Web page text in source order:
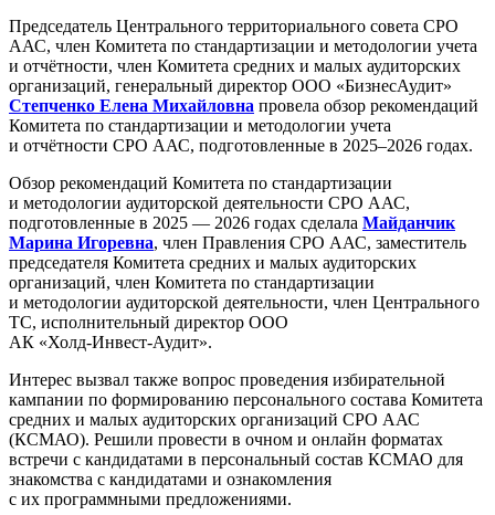
Председатель Центрального территориального совета СРО
ААС, член Комитета по стандартизации и методологии учета
и отчётности, член Комитета средних и малых аудиторских
организаций, генеральный директор ООО «БизнесАудит»
Степченко Елена Михайловна провела обзор рекомендаций
Комитета по стандартизации и методологии учета
и отчётности СРО ААС, подготовленные в 2025–2026 годах.
Обзор рекомендаций Комитета по стандартизации
и методологии аудиторской деятельности СРО ААС,
подготовленные в 2025 — 2026 годах сделала Майданчик
Марина Игоревна, член Правления СРО ААС, заместитель
председателя Комитета средних и малых аудиторских
организаций, член Комитета по стандартизации
и методологии аудиторской деятельности, член Центрального
ТС, исполнительный директор ООО
АК «Холд-Инвест-Аудит».
Интерес вызвал также вопрос проведения избирательной
кампании по формированию персонального состава Комитета
средних и малых аудиторских организаций СРО ААС
(КСМАО). Решили провести в очном и онлайн форматах
встречи с кандидатами в персональный состав КСМАО для
знакомства с кандидатами и ознакомления
с их программными предложениями.